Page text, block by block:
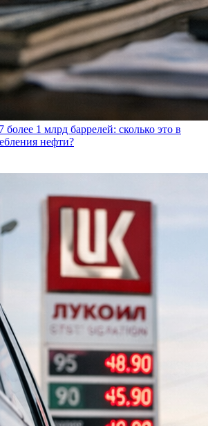
1 млрд баррелей: сколько это в
нефти?